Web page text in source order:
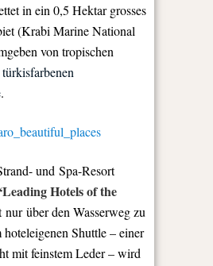
in ein 0,5 Hektar grosses
(Krabi Marine National
von tropischen
türkisfarbenen
.
und Spa-Resort
Hotels of the
nur über den Wasserweg zu
Shuttle – einer
mit feinstem Leder – wird